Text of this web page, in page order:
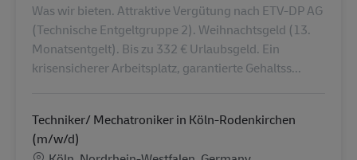
Was wir bieten. Attraktive Vergütung nach ETV-DP AG
(Technische Entgeltgruppe 2). Weihnachtsgeld (13.
Monatsentgelt). Bis zu 332 € Urlaubsgeld. Ein
krisensicherer Arbeitsplatz, garantierte Gehaltss...
Techniker/ Mechatroniker in Köln-Rodenkirchen
(m/w/d)